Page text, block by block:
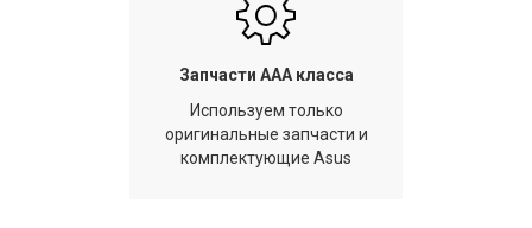
Запчасти AAA класса
Используем только
оригинальные запчасти и
комплектующие Asus